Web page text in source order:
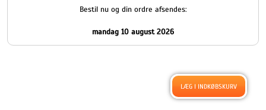
Bestil nu og din ordre afsendes:
mandag 10 august 2026